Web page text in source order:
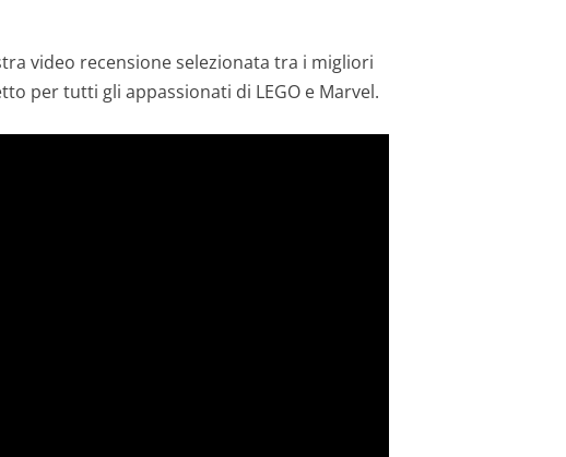
video recensione selezionata tra i migliori
per tutti gli appassionati di LEGO e Marvel.